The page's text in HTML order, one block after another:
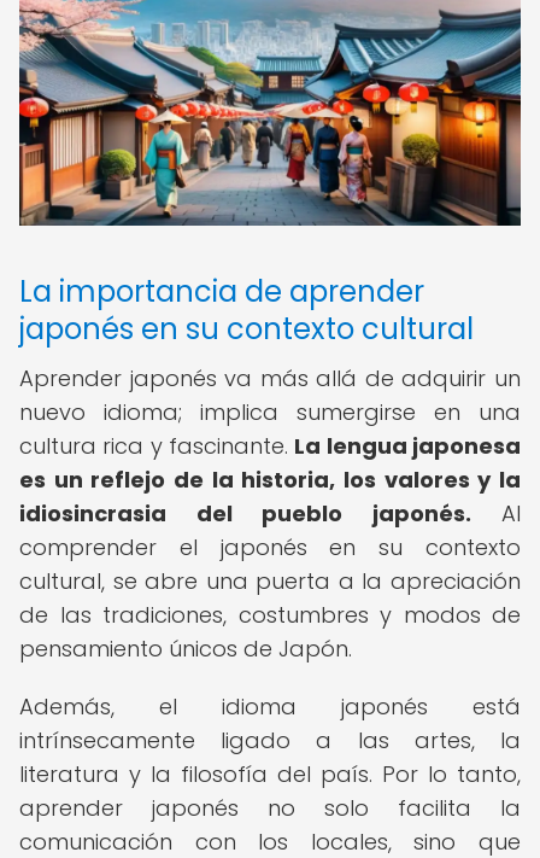
La importancia de aprender
japonés en su contexto cultural
Aprender japonés va más allá de adquirir un
nuevo idioma; implica sumergirse en una
cultura rica y fascinante. La lengua japonesa
es un reflejo de la historia, los valores y la
idiosincrasia del pueblo japonés. Al
comprender el japonés en su contexto
cultural, se abre una puerta a la apreciación
de las tradiciones, costumbres y modos de
pensamiento únicos de Japón.
Además, el idioma japonés está
intrínsecamente ligado a las artes, la
literatura y la filosofía del país. Por lo tanto,
aprender japonés no solo facilita la
comunicación con los locales, sino que